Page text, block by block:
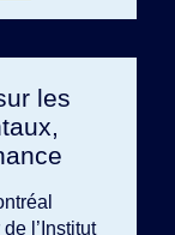
les
l’Institut